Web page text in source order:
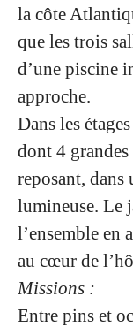
la côte
que les trois
d’une piscine
approche.
Dans les
dont 4
reposant, dans
lumineuse. Le
l’ensemble en
au cœur de
Missions :
Entre pins et